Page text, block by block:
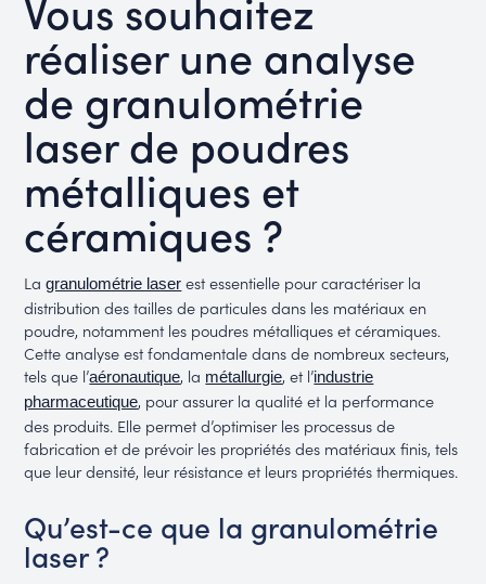
réaliser une analyse
de granulométrie
laser de poudres
métalliques et
céramiques ?
Lagranulométrie laser est essentielle pour caractériser la
distribution des tailles de particules dans les matériaux en
poudre, notamment les poudres métalliques et céramiques.
Cette analyse est fondamentale dans de nombreux secteurs,
tels que l’aéronautique, la métallurgie, et l’industrie
pharmaceutique, pour assurer la qualité et la performance
des produits. Elle permet d’optimiser les processus de
fabrication et de prévoir les propriétés des matériaux finis, tels
que leur densité, leur résistance et leurs propriétés thermiques.
Qu’est-ce que la granulométrie
laser ?